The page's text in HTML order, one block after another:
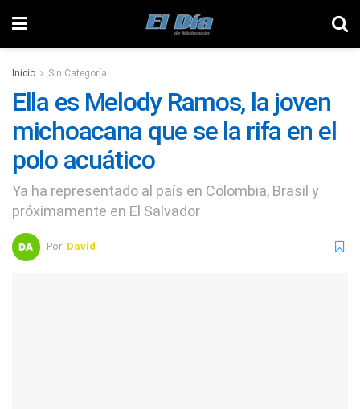
Inicio Sin Categoría
Ella es Melody Ramos, la joven
michoacana que se la rifa en el
polo acuático
Ya ha representado al país en Colombia, Brasil y
próximamente en El Salvador
Por: David